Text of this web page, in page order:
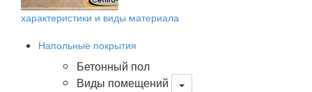
характеристики и виды материала
Напольные покрытия
Бетонный пол
Виды помещений